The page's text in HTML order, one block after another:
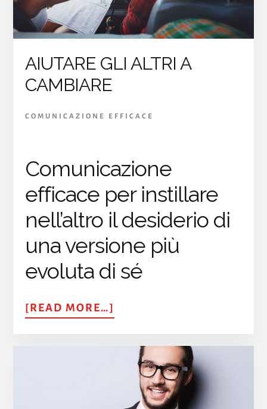
CON
PERSONE
AIUTARE GLI ALTRI A
CAMBIARE
COMUNICAZIONE EFFICACE
Comunicazione
efficace per instillare
nell’altro il desiderio di
una versione più
evoluta di sé
[READ MORE…]
ALTRI
CAMBIARE